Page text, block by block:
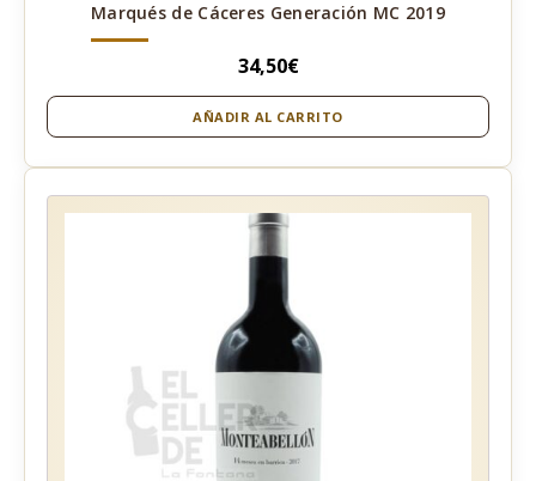
Marqués de Cáceres Generación MC 2019
34,50€
AÑADIR AL CARRITO